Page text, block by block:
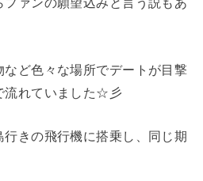
など色々な場所でデートが目撃
流れていました☆彡
行きの飛行機に搭乗し、同じ期